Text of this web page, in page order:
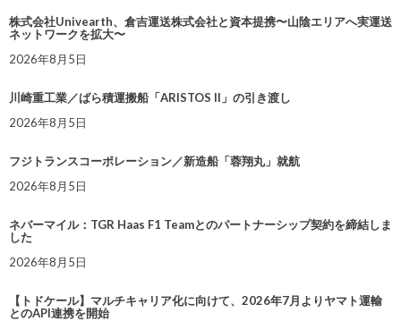
株式会社Univearth、倉吉運送株式会社と資本提携〜山陰エリアへ実運送
ネットワークを拡大〜
2026年8月5日
川崎重工業／ばら積運搬船「ARISTOS II」の引き渡し
2026年8月5日
フジトランスコーポレーション／新造船「蓉翔丸」就航
2026年8月5日
ネバーマイル：TGR Haas F1 Teamとのパートナーシップ契約を締結しま
した
2026年8月5日
【トドケール】マルチキャリア化に向けて、2026年7月よりヤマト運輸
とのAPI連携を開始